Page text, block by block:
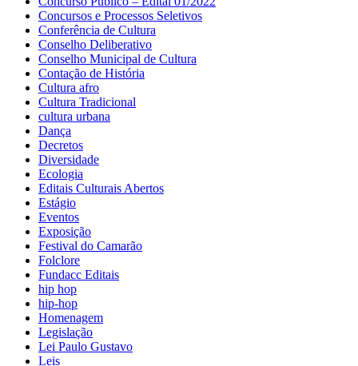
Concursos e Processos Seletivos
Conferência de Cultura
Conselho Deliberativo
Conselho Municipal de Cultura
Contação de História
Cultura afro
Cultura Tradicional
cultura urbana
Dança
Decretos
Diversidade
Ecologia
Editais Culturais Abertos
Estágio
Eventos
Exposição
Festival do Camarão
Folclore
Fundacc Editais
hip hop
hip-hop
Homenagem
Legislação
Lei Paulo Gustavo
Leis